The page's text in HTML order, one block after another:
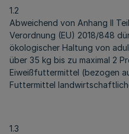
1.2
Abweichend von Anhang II
Verordnung (EU) 2018/848
ökologischer Haltung von
über 35 kg bis zu maximal 2
Eiweißfuttermittel (bezogen
Futtermittel
1.3